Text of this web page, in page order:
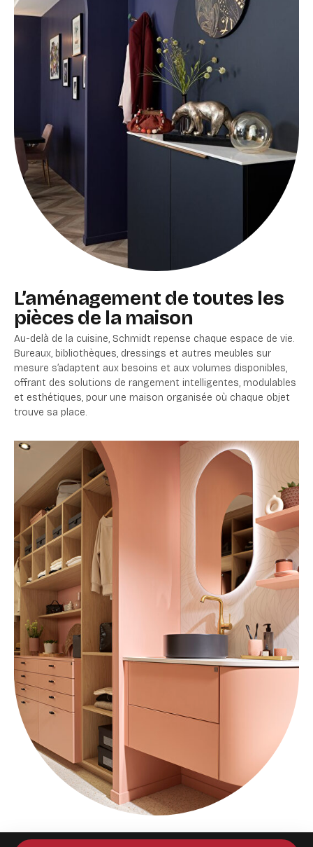
L’aménagement de toutes les
pièces de la maison
Au-delà de la cuisine, Schmidt repense chaque espace de vie.
Bureaux, bibliothèques, dressings et autres meubles sur
mesure s’adaptent aux besoins et aux volumes disponibles,
offrant des solutions de rangement intelligentes, modulables
et esthétiques, pour une maison organisée où chaque objet
trouve sa place.